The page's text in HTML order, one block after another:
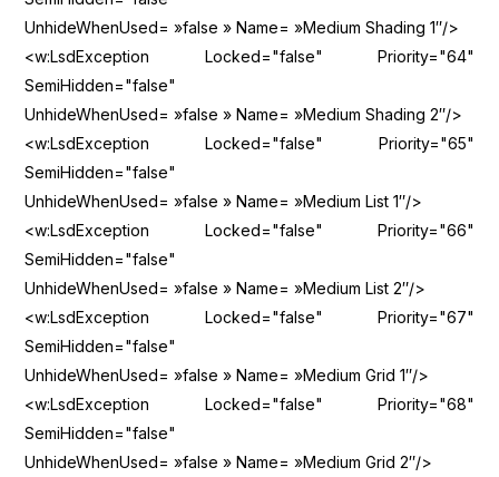
UnhideWhenUsed= »false » Name= »Medium Shading 1″/>
<w:LsdException Locked="false" Priority="64"
SemiHidden="false"
UnhideWhenUsed= »false » Name= »Medium Shading 2″/>
<w:LsdException Locked="false" Priority="65"
SemiHidden="false"
UnhideWhenUsed= »false » Name= »Medium List 1″/>
<w:LsdException Locked="false" Priority="66"
SemiHidden="false"
UnhideWhenUsed= »false » Name= »Medium List 2″/>
<w:LsdException Locked="false" Priority="67"
SemiHidden="false"
UnhideWhenUsed= »false » Name= »Medium Grid 1″/>
<w:LsdException Locked="false" Priority="68"
SemiHidden="false"
UnhideWhenUsed= »false » Name= »Medium Grid 2″/>